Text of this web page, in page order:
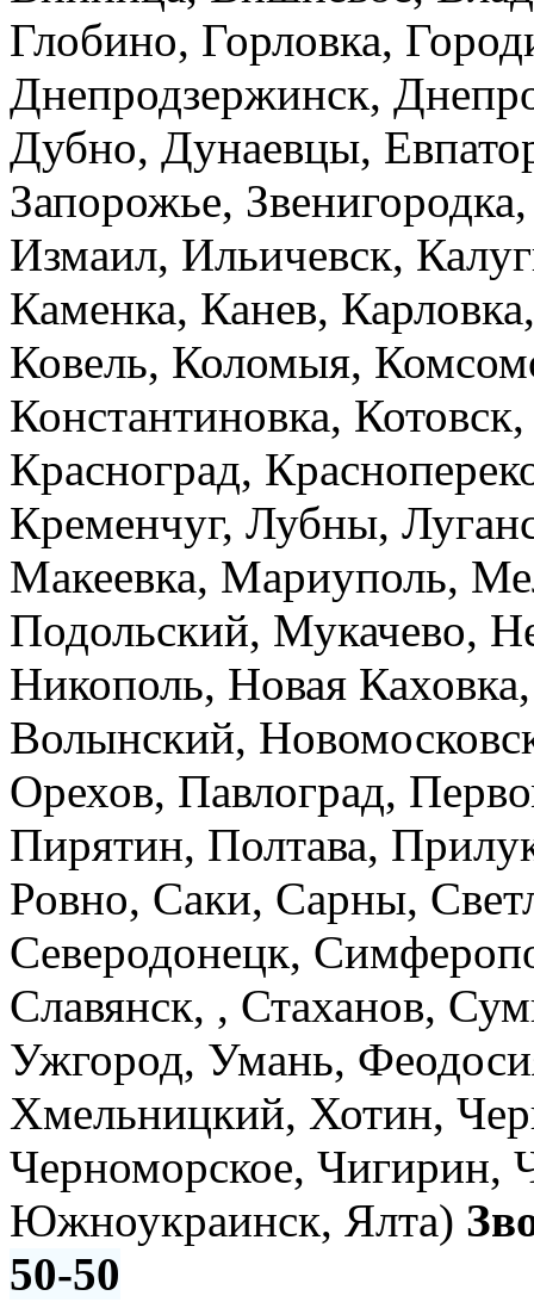
Глобино, Горловка,
Днепродзержинск,
Дубно, Дунаевцы,
Запорожье,
Измаил, Ильичевск,
Каменка, Канев,
Ковель, Коломыя,
Константиновка,
Красноград,
Кременчуг, Лубны,
Макеевка, Мариуполь,
Подольский, Мукачево,
Никополь, Новая
Волынский,
Орехов, Павлоград,
Пирятин, Полтава,
Ровно, Саки, Сарны,
Северодонецк,
Славянск, , Стаханов,
Ужгород, Умань,
Хмельницкий, Хотин,
Черноморское,
Южноукраинск, Ялта)
50-50